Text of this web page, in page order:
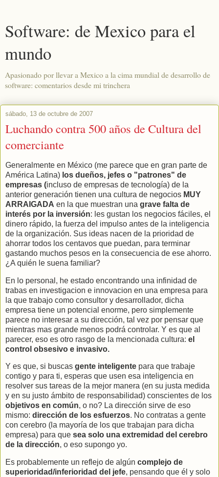
Software: de Mexico para el
mundo
Apasionado por llevar a Mexico a la cima mundial de desarrollo de
software: comentarios desde mi trinchera
sábado, 13 de octubre de 2007
Luchando contra 500 años de Cultura del
comerciante
Generalmente en México (me parece que en gran parte de
América Latina) los dueños, jefes o "patrones" de
empresas (incluso de empresas de tecnología) de la
anterior generación tienen una cultura de negocios MUY
ARRAIGADA en la que muestran una grave falta de
interés por la inversión: les gustan los negocios fáciles, el
dinero rápido, la fuerza del impulso antes de la inteligencia
de la organización. Sus ideas nacen de la prioridad de
ahorrar todos los centavos que puedan, para terminar
gastando muchos pesos en la consecuencia de ese ahorro.
¿A quién le suena familiar?
En lo personal, he estado encontrando una infinidad de
trabas en investigacion e innovacion en una empresa para
la que trabajo como consultor y desarrollador, dicha
empresa tiene un potencial enorme, pero simplemente
parece no interesar a su dirección, tal vez por pensar que
mientras mas grande menos podrá controlar. Y es que al
parecer, eso es otro rasgo de la mencionada cultura: el
control obsesivo e invasivo.
Y es que, si buscas gente inteligente para que trabaje
contigo y para ti, esperas que usen esa inteligencia en
resolver sus tareas de la mejor manera (en su justa medida
y en su justo ámbito de responsabilidad) conscientes de los
objetivos en común, o no? La dirección sirve de eso
mismo: dirección de los esfuerzos. No contratas a gente
con cerebro (la mayoría de los que trabajan para dicha
empresa) para que sea solo una extremidad del cerebro
de la dirección, o eso supongo yo.
Es probablemente un reflejo de algún complejo de
superioridad/inferioridad del jefe, pensando que él y solo